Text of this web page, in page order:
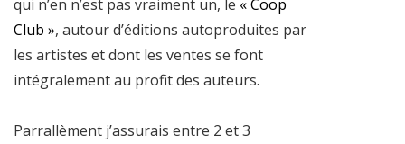
qui n’en n’est pas vraiment un, le « Coop
Club », autour d’éditions autoproduites par
les artistes et dont les ventes se font
intégralement au profit des auteurs.
Parrallèment j’assurais entre 2 et 3